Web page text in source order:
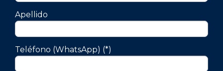
Apellido
Teléfono (WhatsApp) (*)